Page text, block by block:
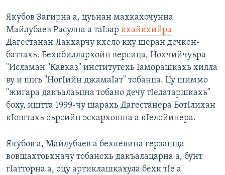
Якубов Загирна а, цуьнан махкахочунна
Майлубаев Расулна а таIзар кхайкхийра
Дагестанан Лакхарчу кхело кху шеран дечкен-
баттахь. Бехкбиллархойн версица, Нохчийчуьра
"Исламан "Кавказ" институтехь Iаморашкахь хилла
ву и шиъ "НогIийн джамаIат" тобанца. Цу шиммо
"жигара дакъалаьцна тобано дечу тIелатаршкахь"
боху, иштта 1999-чу шарахь Дагестанера БотIлихан
кIоштахь оьрсийн эскархошна а кIелойинера.
Якубов а, Майлубаев а бехкевина герзашца
вовшахтоьхначу тобанехь дакъалацарна а, бунт
гIатторна а, оцу артиклашкахула бехк тIе а